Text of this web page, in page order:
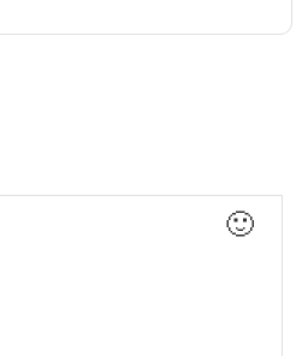
🙂